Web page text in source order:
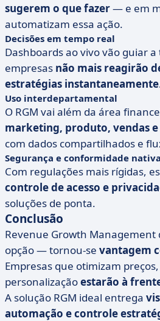
sugerem o que fazer— e em
automatizam essa ação.
Decisões em tempo real
Dashboards ao vivo vão guiar
empresas não mais reagirão
estratégias instantaneamente
Uso interdepartamental
O RGM vai além da área
marketing, produto, vendas
com dados compartilhados e
Segurança e conformidade
Com regulações mais rígidas,
controle de acesso e
soluções de ponta.
Conclusão
Revenue Growth Management
opção — tornou-se vantagem
Empresas que otimizam
personalizaçãoestarão à
A solução RGM ideal entrega
automação e controle